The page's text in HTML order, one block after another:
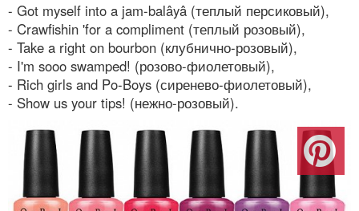
- Got myself into a jam-balâyâ (теплый персиковый),
- Crawfishin 'for a compliment (теплый розовый),
- Take a right on bourbon (клубнично-розовый),
- I'm sooo swamped! (розово-фиолетовый),
- Rich girls and Po-Boys (сиренево-фиолетовый),
- Show us your tips! (нежно-розовый).